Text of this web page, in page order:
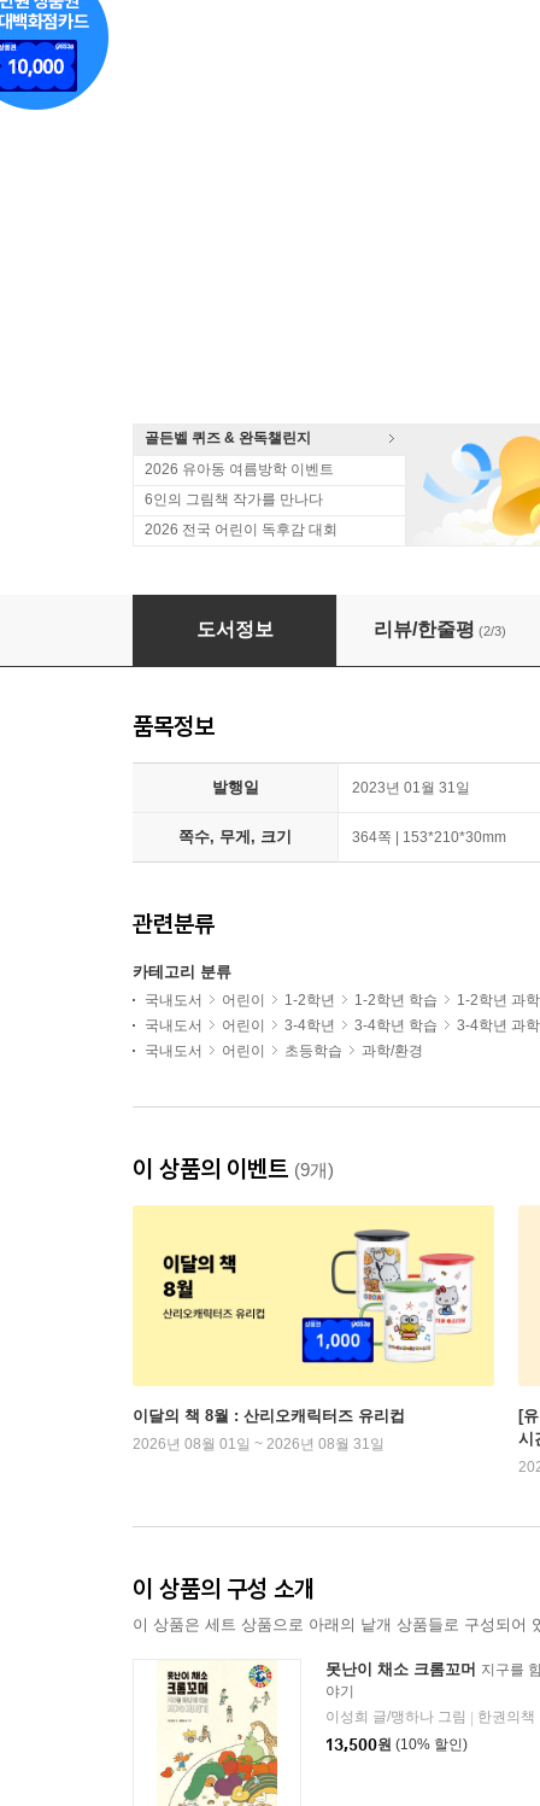
골든벨 퀴즈 & 완독챌린지
2026 유아동 여름방학 이벤트
6인의 그림책 작가를 만나다
2026 전국 어린이 독후감 대회
숫자로 알아보는 환경 과학 이야기 + 못난이 채
도서정보 리뷰/한줄평 (2/3)
품목정보
발행일 2023년 01월 31일
쪽수, 무게, 크기 364쪽 | 153*210*30mm
관련분류
카테고리 분류
국내도서 어린이 1-2학년 1-2학년 학습
1-2학년 과
국내도서
어린이 3-4학년 3-4학년 학습
3-4학년 과
국내도서
어린이 초등학습 과학/환경
이 상품의 이벤트 (9개)
이달의 책 8월 : 산리오캐릭터즈 유리컵
2026년 08월 01일 ~ 2026년 08월 31일
[
시
이 상품의 구성 소개
이 상품은 세트 상품으로 아래의 낱개 상품들로 구성되어
못난이 채소 크롬꼬머 지구를
야기
이성희 글/맹하나 그림
한권의책
13,500원 (10% 할인)